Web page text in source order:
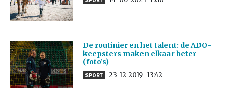
De routinier en het talent: de ADO-
keepsters maken elkaar beter
(foto’s)
SPORT 23-12-2019 13:42